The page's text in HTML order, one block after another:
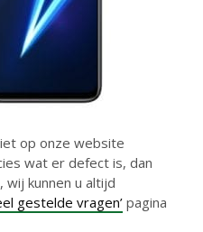
op onze website
wat er defect is, dan
wij kunnen u altijd
gestelde vragen’ pagina